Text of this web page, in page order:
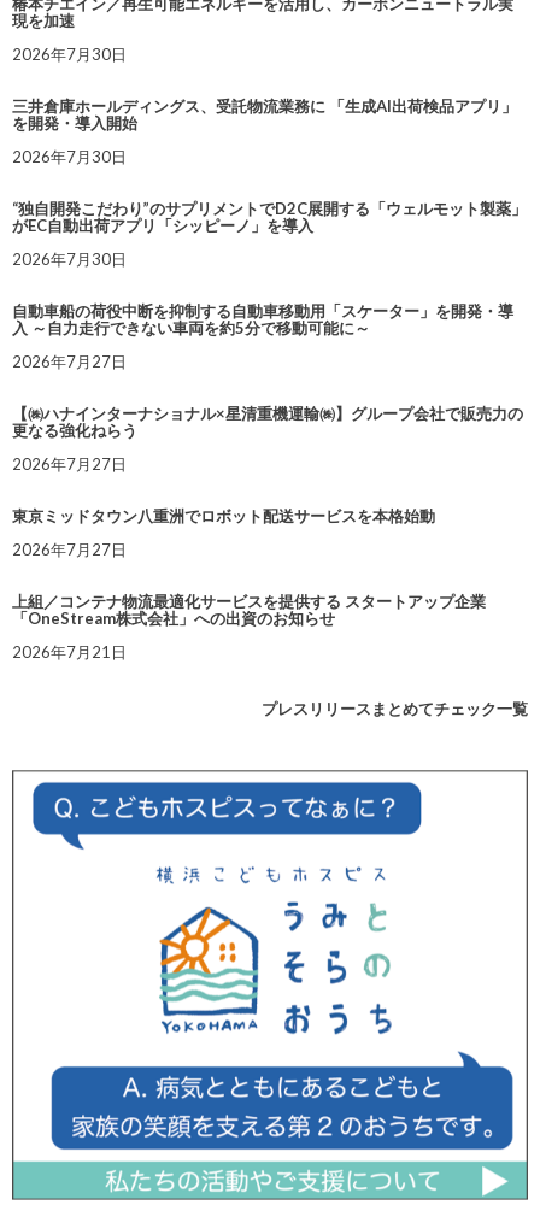
椿本チエイン／再生可能エネルギーを活用し、カーボンニュートラル実
現を加速
2026年7月30日
三井倉庫ホールディングス、受託物流業務に 「生成AI出荷検品アプリ」
を開発・導入開始
2026年7月30日
“独自開発こだわり”のサプリメントでD2C展開する「ウェルモット製薬」
がEC自動出荷アプリ「シッピーノ」を導入
2026年7月30日
自動車船の荷役中断を抑制する自動車移動用「スケーター」を開発・導
入 ～自力走行できない車両を約5分で移動可能に～
2026年7月27日
【㈱ハナインターナショナル×星清重機運輸㈱】グループ会社で販売力の
更なる強化ねらう
2026年7月27日
東京ミッドタウン八重洲でロボット配送サービスを本格始動
2026年7月27日
上組／コンテナ物流最適化サービスを提供する スタートアップ企業
「OneStream株式会社」への出資のお知らせ
2026年7月21日
プレスリリースまとめてチェック一覧